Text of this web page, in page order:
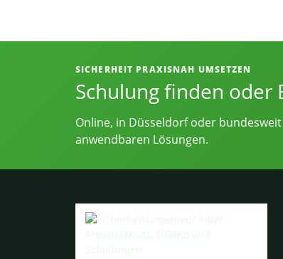
Informationen, Kontakt und
SICHERHEIT PRAXISNAH UMSETZEN
Schulung finden oder
Online, in Düsseldorf oder
anwendbaren Lösungen.